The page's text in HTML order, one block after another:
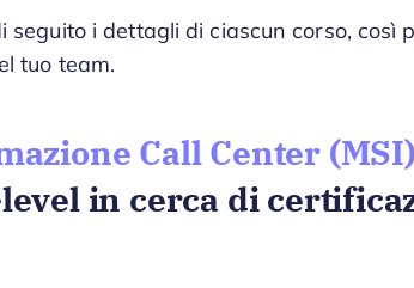
seguito i dettagli di ciascun corso,
tuo team.
Call Center (MSI)
in cerca di